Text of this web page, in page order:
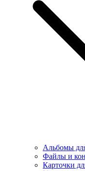
Альбомы
Файлы и
Карточки